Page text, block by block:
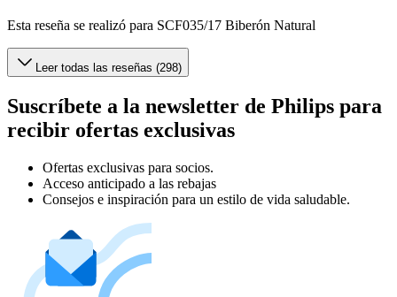
Esta reseña se realizó para SCF035/17 Biberón Natural
Leer todas las reseñas (298)
Suscríbete a la newsletter de Philips para
recibir ofertas exclusivas
Ofertas exclusivas para socios.
Acceso anticipado a las rebajas
Consejos e inspiración para un estilo de vida saludable.